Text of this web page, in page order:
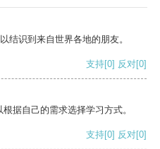
结识到来自世界各地的朋友。
支持[0] 反对[0]
据自己的需求选择学习方式。
支持[0] 反对[0]